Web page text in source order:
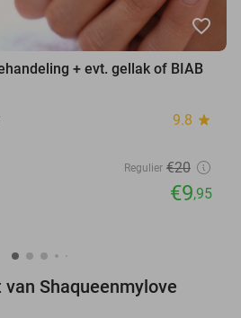
favorite_border
+ evt. gellak of BIAB
9.8 star
Regulier €20
€9,95
Shaqueenmylove